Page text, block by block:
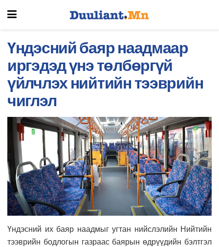
Үндэсний баяр наадмаар
иргэдэд үнэ төлбөргүй
үйлчлэх нийтийн тээврийн
чиглэл
Үндэсний их баяр наадмыг угтан нийслэлийн Нийтийн
тээврийн бодлогын газраас баярын өдрүүдийн бэлтгэл